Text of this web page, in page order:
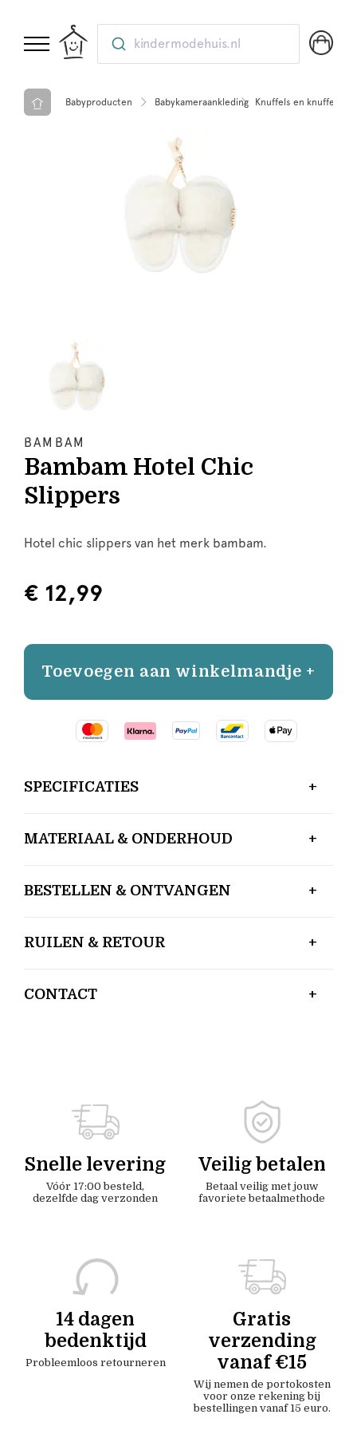
kindermodehuis.nl
Babyproducten Babykameraankleding Knuffels en
BAMBAM
Bambam Hotel Chic
Slippers
Hotel chic slippers van het merk bambam.
€ 12,99
Toevoegen aan winkelmandje +
SPECIFICATIES
MATERIAAL & ONDERHOUD
BESTELLEN & ONTVANGEN
RUILEN & RETOUR
CONTACT
Snelle levering
Vóór 17:00 besteld,
dezelfde dag verzonden
Veilig betalen
Betaal veilig met jouw
favoriete betaalmethode
14 dagen
bedenktijd
Probleemloos retourneren
Gratis
verzending
vanaf €15
Wij nemen de portokosten
voor onze rekening bij
bestellingen vanaf 15 euro.